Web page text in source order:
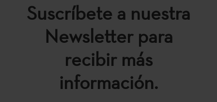
Suscríbete a nuestra
Newsletter para
recibir más
información.